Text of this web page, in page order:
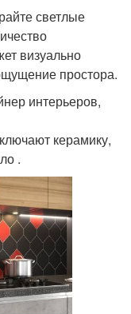
светлые
визуально
простора.
интерьеров,
керамику,
.